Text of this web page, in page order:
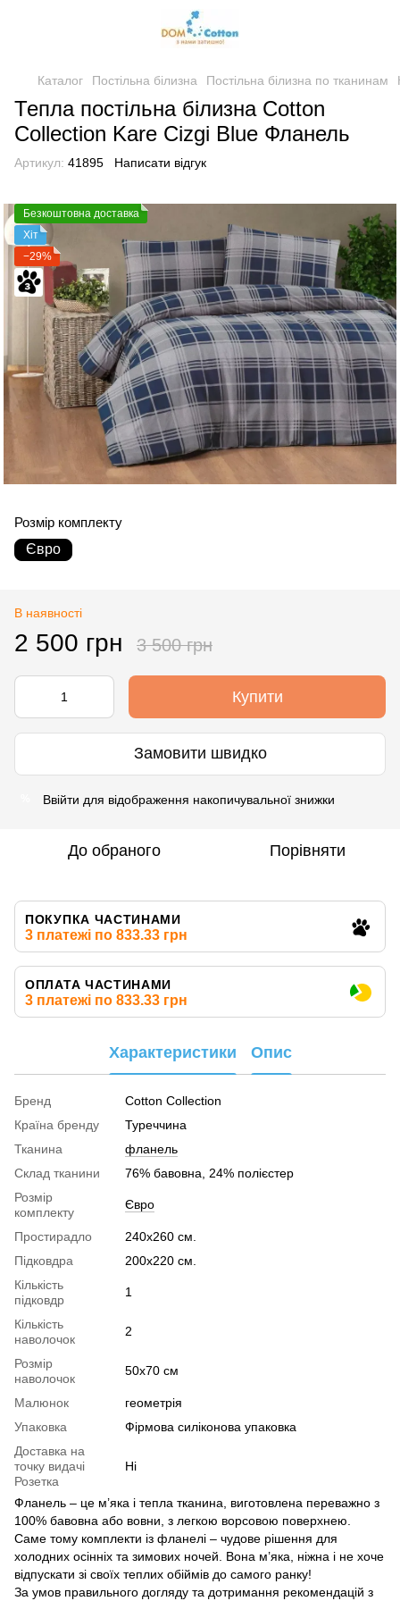
Каталог Постільна білизна Постільна білизна по тканинам
Тепла постільна білизна Cotton
Collection Kare Cizgi Blue Фланель
Артикул: 41895 Написати відгук
Безкоштовна доставка
Хіт
−29%
Розмір комплекту
Євро
В наявності
2 500 грн 3 500 грн
Купити
Замовити швидко
Ввійти для відображення накопичувальної знижки
До обраного Порівняти
ПОКУПКА ЧАСТИНАМИ
3 платежі по 833.33 грн
ОПЛАТА ЧАСТИНАМИ
3 платежі по 833.33 грн
Характеристики Опис
Бренд
Cotton Collection
Країна бренду
Туреччина
Тканина
фланель
Склад тканини
76% бавовна, 24% полієстер
Розмір
комплекту
Євро
Простирадло
240х260 см.
Підковдра
200х220 см.
Кількість
підковдр
1
Кількість
наволочок
2
Розмір
наволочок
50х70 см
Малюнок
геометрія
Упаковка
Фірмова силіконова упаковка
Доставка на
точку видачі
Розетка
Ні
Фланель – це м’яка і тепла тканина, виготовлена переважно з
100% бавовна або вовни, з легкою ворсовою поверхнею.
Саме тому комплекти із фланелі – чудове рішення для
холодних осінніх та зимових ночей. Вона м’яка, ніжна і не хоче
відпускати зі своїх теплих обіймів до самого ранку!
За умов правильного догляду та дотримання рекомендацій з